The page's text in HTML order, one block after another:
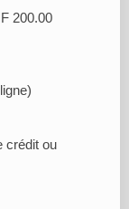
200.00
crédit ou